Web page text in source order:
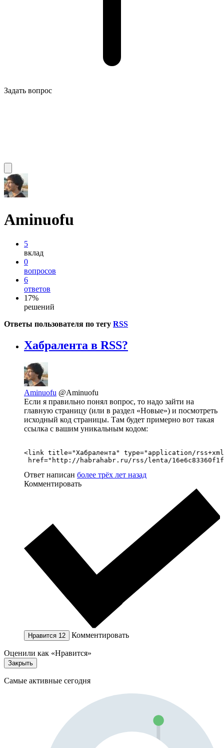
Задать вопрос
Aminuofu
5
вклад
0
вопросов
6
ответов
17%
решений
Ответы пользователя по тегу RSS
Хабралента в RSS?
Aminuofu @Aminuofu
Если я правильно понял вопрос, то надо зайти на
главную страницу (или в раздел «Новые») и посмотреть
исходный код страницы. Там будет примерно вот такая
ссылка с вашим уникальным кодом:
<link title="Хабралента" type="application/
href="http://habrahabr.ru/rss/lenta/
Ответ написан более трёх лет назад
Комментировать
Нравится 12 Комментировать
Оценили как «Нравится»
Закрыть
Самые активные сегодня